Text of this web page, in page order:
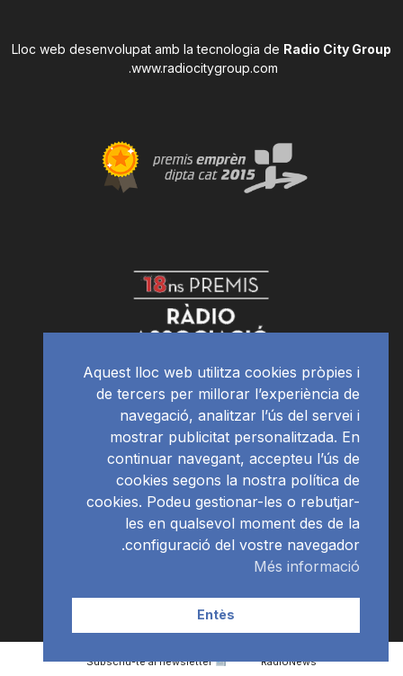
Lloc web desenvolupat amb la tecnologia de Radio City Group
www.radiocitygroup.com
.
RàdioNews
Subscriu-te al newsletter
Aquest lloc web utilitza cookies pròpies i
de tercers per millorar l’experiència de
navegació, analitzar l’ús del servei i
mostrar publicitat personalitzada. En
continuar navegant, accepteu l’ús de
cookies segons la nostra política de
cookies. Podeu gestionar-les o rebutjar-
les en qualsevol moment des de la
configuració del vostre navegador.
Més informació
Entès